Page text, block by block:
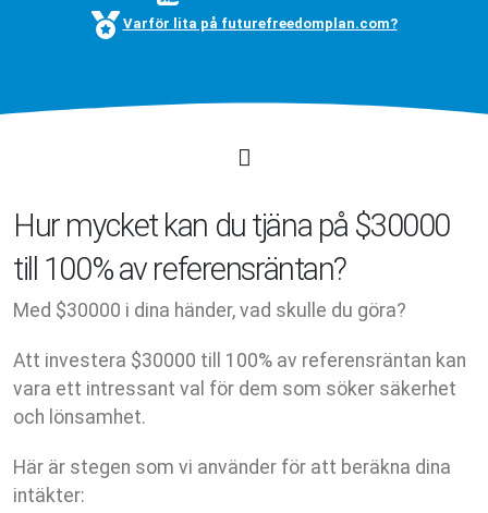
Varför lita på futurefreedomplan.com?
Hur mycket kan du tjäna på $30000
till 100% av referensräntan?
Med $30000 i dina händer, vad skulle du göra?
Att investera $30000 till 100% av referensräntan kan
vara ett intressant val för dem som söker säkerhet
och lönsamhet.
Här är stegen som vi använder för att beräkna dina
intäkter: